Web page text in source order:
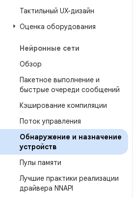
Тактильный UX-дизайн
Оценка оборудования
Нейронные сети
Обзор
Пакетное выполнение и
быстрые очереди сообщений
Кэширование компиляции
Поток управления
Обнаружение и назначение
устройств
Пулы памяти
Лучшие практики реализации
драйвера NNAPI